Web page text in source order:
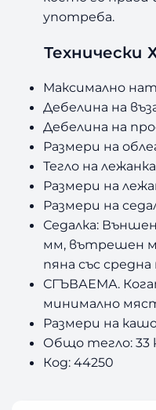
употреба.
Технически
Максимално
Дебелина на
Дебелина на
Размери на
Тегло на
Размери на
Размери на
Седалка:
мм, вътрешен
пяна със
СГЪВАЕМА.
минимално
Размери на
Общо тегло: 33
Код: 44250